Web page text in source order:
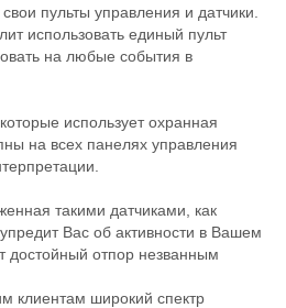
пульты управления и датчики.
использовать единый пульт
на любые события в
использует охранная
на всех панелях управления
такими датчиками, как
Вас об активности в Вашем
отпор незванным
клиентам широкий спектр